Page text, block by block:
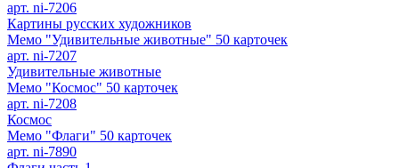
арт. ni-7206
Картины русских художников
Мемо "Удивительные животные" 50 карточек
арт. ni-7207
Удивительные животные
Мемо "Космос" 50 карточек
арт. ni-7208
Космос
Мемо "Флаги" 50 карточек
арт. ni-7890